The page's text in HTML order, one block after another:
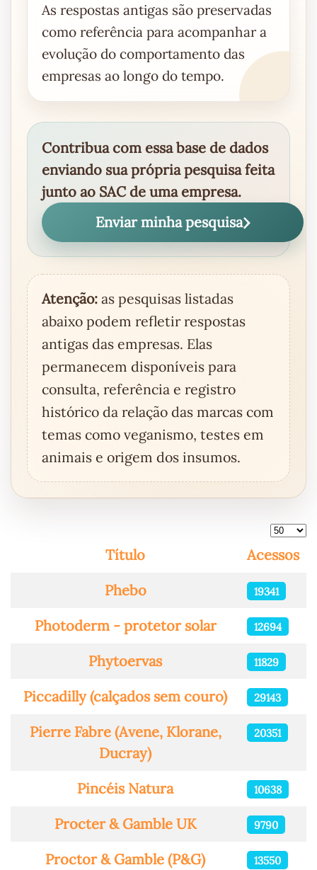
As respostas antigas são preservadas
como referência para acompanhar a
evolução do comportamento das
empresas ao longo do tempo.
Contribua com essa base de dados
enviando sua própria pesquisa feita
junto ao SAC de uma empresa.
Enviar minha pesquisa
Atenção: as pesquisas listadas
abaixo podem refletir respostas
antigas das empresas. Elas
permanecem disponíveis para
consulta, referência e registro
histórico da relação das marcas com
temas como veganismo, testes em
animais e origem dos insumos.
Título
Acessos
Phebo
19341
Photoderm - protetor solar 12694
Phytoervas 11829
Piccadilly (calçados sem couro) 29143
Pierre Fabre (Avene, Klorane,
Ducray)
20351
Pincéis Natura 10638
Procter & Gamble UK 9790
Proctor & Gamble (P&G) 13550